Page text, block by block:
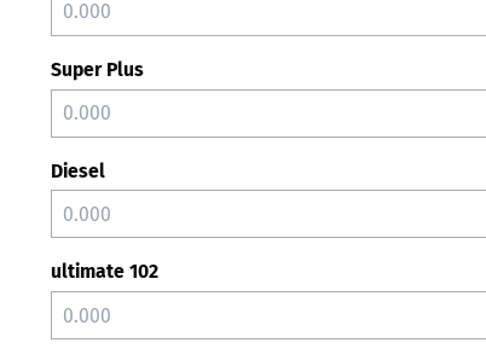
Super Plus
Diesel
ultimate 102